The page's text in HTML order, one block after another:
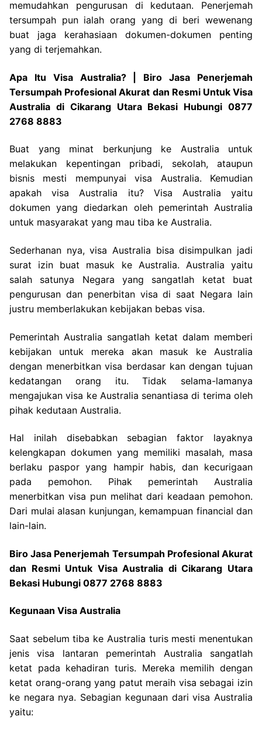
memudahkan pengurusan di kedutaan. Penerjemah
tersumpah pun ialah orang yang di beri wewenang
buat jaga kerahasiaan dokumen-dokumen penting
yang di terjemahkan.
Apa Itu Visa Australia? | Biro Jasa Penerjemah
Tersumpah Profesional Akurat dan Resmi Untuk Visa
Australia di Cikarang Utara Bekasi Hubungi 0877
2768 8883
Buat yang minat berkunjung ke Australia untuk
melakukan kepentingan pribadi, sekolah, ataupun
bisnis mesti mempunyai visa Australia. Kemudian
apakah visa Australia itu? Visa Australia yaitu
dokumen yang diedarkan oleh pemerintah Australia
untuk masyarakat yang mau tiba ke Australia.
Sederhanan nya, visa Australia bisa disimpulkan jadi
surat izin buat masuk ke Australia. Australia yaitu
salah satunya Negara yang sangatlah ketat buat
pengurusan dan penerbitan visa di saat Negara lain
justru memberlakukan kebijakan bebas visa.
Pemerintah Australia sangatlah ketat dalam memberi
kebijakan untuk mereka akan masuk ke Australia
dengan menerbitkan visa berdasar kan dengan tujuan
kedatangan orang itu. Tidak selama-lamanya
mengajukan visa ke Australia senantiasa di terima oleh
pihak kedutaan Australia.
Hal inilah disebabkan sebagian faktor layaknya
kelengkapan dokumen yang memiliki masalah, masa
berlaku paspor yang hampir habis, dan kecurigaan
pada pemohon. Pihak pemerintah Australia
menerbitkan visa pun melihat dari keadaan pemohon.
Dari mulai alasan kunjungan, kemampuan financial dan
lain-lain.
Biro Jasa Penerjemah Tersumpah Profesional Akurat
dan Resmi Untuk Visa Australia di Cikarang Utara
Bekasi Hubungi 0877 2768 8883
Kegunaan Visa Australia
Saat sebelum tiba ke Australia turis mesti menentukan
jenis visa lantaran pemerintah Australia sangatlah
ketat pada kehadiran turis. Mereka memilih dengan
ketat orang-orang yang patut meraih visa sebagai izin
ke negara nya. Sebagian kegunaan dari visa Australia
yaitu: